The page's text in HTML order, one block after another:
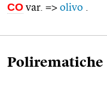
CO var. => olivo
Polirematiche